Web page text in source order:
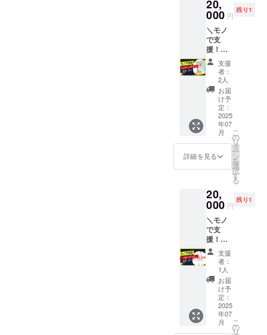
だくモ
ノと異
なる場
合があ
りま
す。
ない場
合は”明
要"と記
入）
②Twitte
r or
Instagr
am の
ID（紹
介を希
望され
ない場
合は”明
記不
要"と記
入） を
ご記入
画像は
イメー
ジで
す。実
際に寄
贈いた
だくモ
ノと異
なる場
合があ
りま
す。
てご紹
介させ
て頂き
ます◯
・指導
中に
「いま
○○さん
のおか
げで鍛
えられ
てるよ
～」と
か言い
ます◯
備考欄
に ①希
望され
ない場
記不
要"と記
入）
②Twitte
r or
Instagr
am の
ID（紹
介を希
望され
ない場
合は”明
必要個
数：５
個 ・モ
ノのど
こかに
ご希望
のお名
前や名
称を記
載させ
て頂き
ます◯
・USIC
Instagr
amで@
メン
介させ
て頂き
ます◯
・指導
中に
「いま
○○さん
のおか
げで鍛
えられ
てるよ
～」と
か言い
ます◯
備考欄
20,
000 円
残り1
＼モノ
で支
援！
バッ
ティン
グネッ
ト／ 野
球塾で
日常的
に使
う”バッ
ティン
グネッ
ト”を寄
贈でき
るリ
です。
必要台
数：３
台 ・モ
ノのど
こかに
ご希望
のお名
前や名
称を記
載させ
て頂き
ます◯
・USIC
支援
者：
2人
お届
け予
定：
2025
年07
月
詳細を見る
こ
の
リ
タ
ー
ン
を
選
択
す
る
20,
000 円
残り1
＼モノ
で支
援！ス
ピン
バット
／ 野球
塾で日
常的に
使う”ス
ピン
バッ
ト”を寄
支援
者：
1人
お届
け予
定：
2025
年07
月
こ
の
リ